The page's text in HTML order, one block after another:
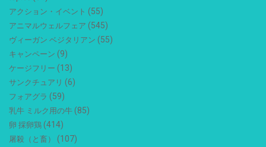
アクション・イベント (55)
アニマルウェルフェア (545)
ヴィーガン ベジタリアン (55)
キャンペーン (9)
ケージフリー (13)
サンクチュアリ (6)
フォアグラ (59)
乳牛 ミルク用の牛 (85)
卵 採卵鶏 (414)
屠殺（と畜） (107)